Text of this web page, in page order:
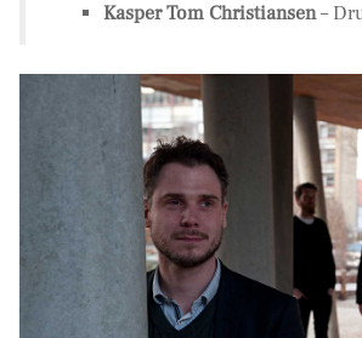
Kasper Tom Christiansen–